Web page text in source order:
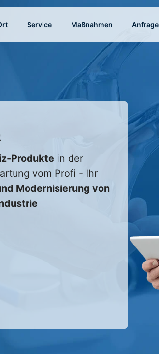
Service Maßnahmen Anfrage
Produkte in der
vom Profi - Ihr
Modernisierung von